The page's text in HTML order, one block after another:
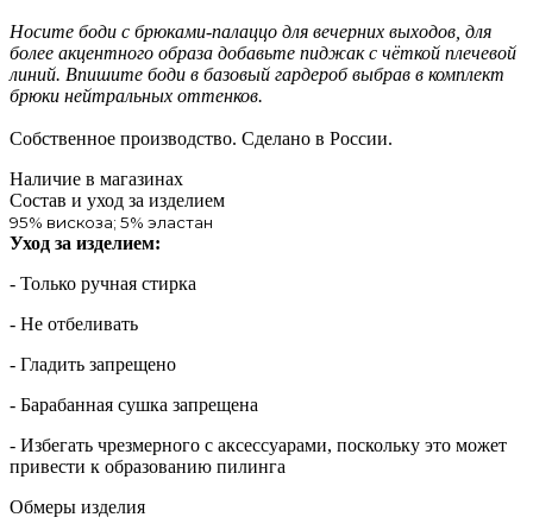
Носите боди с брюками-палаццо для вечерних выходов, для
более акцентного образа добавьте пиджак с чёткой плечевой
линий. Впишите боди в базовый гардероб выбрав в комплект
брюки нейтральных оттенков.
Собственное производство. Сделано в России.
Наличие в магазинах
Состав и уход за изделием
95% вискоза; 5% эластан
Уход за изделием:
- Только ручная стирка
- Не отбеливать
- Гладить запрещено
- Барабанная сушка запрещена
- Избегать чрезмерного c аксессуарами, поскольку это может
привести к образованию пилинга
Обмеры изделия